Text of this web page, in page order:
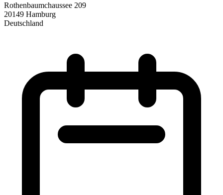
Rothenbaumchaussee 209
20149 Hamburg
Deutschland